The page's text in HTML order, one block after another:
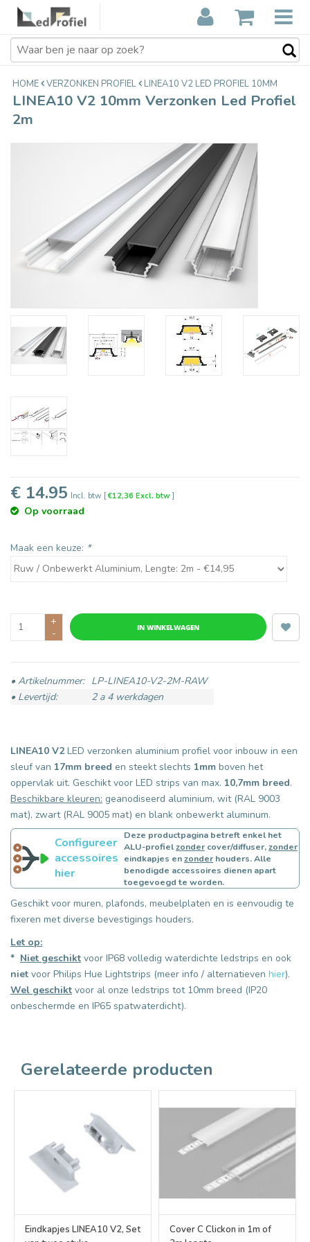
LINEA10 V2 10mm Verzonken Led
Profiel 2m
€14,95
HOME VERZONKEN PROFIEL LINEA10 V2 LED PROFIEL 10MM
LINEA10 V2 10mm Verzonken Led Profiel
2m
€ 14.95 Incl. btw [€12,36 Excl. btw]
Op voorraad
Maak een keuze: *
+
-
IN WINKELWAGEN
• Artikelnummer: LP-LINEA10-V2-2M-RAW
• Levertijd:
2 a 4 werkdagen
LINEA10 V2LED verzonken aluminium profiel voor inbouw in een
sleuf van 17mm breed en steekt slechts 1mm boven het
oppervlak uit. Geschikt voor LED strips van max. 10,7mm breed.
Beschikbare kleuren: geanodiseerd aluminium, wit (RAL 9003
mat), zwart (RAL 9005 mat) en blank onbewerkt aluminum.
Configureer
accessoires
hier
Deze productpagina betreft enkel het
ALU-profielzonder cover/diffuser,zonder
eindkapjes enzonder houders. Alle
benodigde accessoires dienen apart
toegevoegd te worden.
Geschikt voor muren, plafonds, meubelplaten en is eenvoudig te
fixeren met diverse bevestigings houders.
Let op:
* Niet geschikt voor IP68 volledig waterdichte ledstrips en ook
niet voor Philips Hue Lightstrips (meer info / alternatieven hier).
Wel geschikt voor al onze ledstrips tot 10mm breed (IP20
onbeschermde en IP65 spatwaterdicht).
Gerelateerde producten
Eindkapjes LINEA10 V2, Set
Cover C Clickon in 1m of